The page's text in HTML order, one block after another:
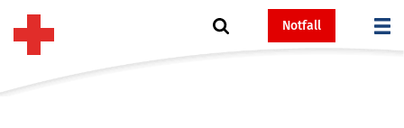
Notfall